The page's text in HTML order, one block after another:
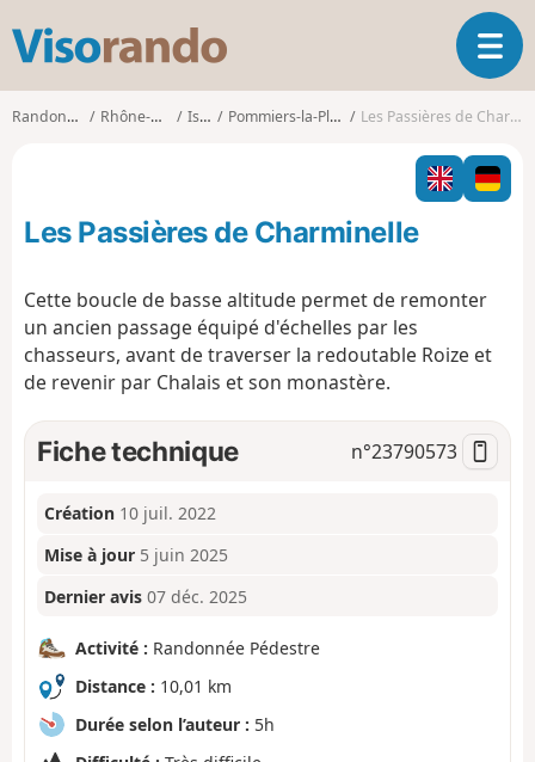
s
o
o
O
u
i
r
l
g
i
o
Randonnées Rhône-Alpes Isère Pommiers-la-Placette Les Passières de Charminelle
Les Passières de Charminelle
Cette boucle de basse altitude permet de remonter
un ancien passage équipé d'échelles par les
chasseurs, avant de traverser la redoutable Roize et
de revenir par Chalais et son monastère.
Fiche technique n°23790573
Création 10 juil. 2022
Mise à jour 5 juin 2025
Dernier avis 07 déc. 2025
Activité : Randonnée Pédestre
Distance : 10,01 km
Durée selon l’auteur : 5h